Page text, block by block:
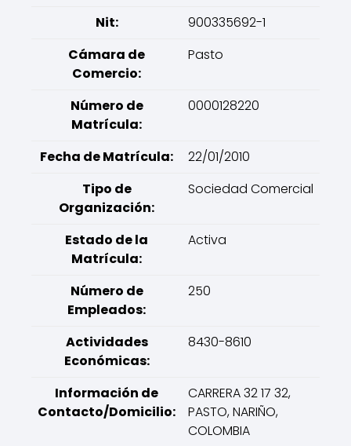
Nit:
900335692-1
Cámara de
Comercio:
Pasto
Número de
Matrícula:
0000128220
Fecha de Matrícula:
22/01/2010
Tipo de
Organización:
Sociedad Comercial
Estado de la
Matrícula:
Activa
Número de
Empleados:
250
Actividades
Económicas:
8430-8610
Información de
Contacto/Domicilio:
CARRERA 32 17 32,
PASTO, NARIÑO,
COLOMBIA